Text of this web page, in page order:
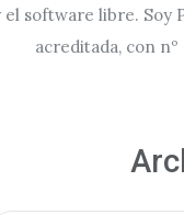
el software libre. Soy
acreditada, con nº